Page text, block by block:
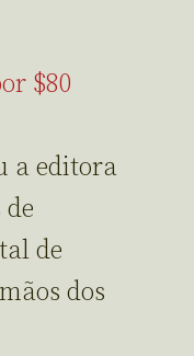
$80
a editora
de
dos